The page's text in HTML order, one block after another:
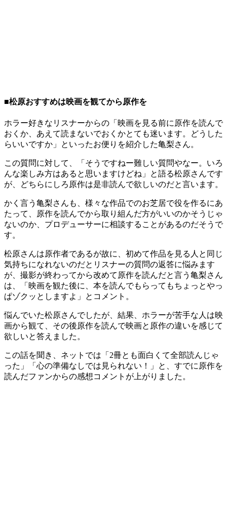
■松原おすすめは映画を観てから原作を
ホラー好きなリスナーからの「映画を見る前に原作を読んで
おくか、あえて読まないでおくかとても迷います。どうした
らいいですか」といったお便りを紹介した亀梨さん。
この質問に対して、「そうですねー難しい質問やなー。いろ
んな楽しみ方はあると思いますけどね」と語る松原さんです
が、どちらにしろ原作は是非読んで欲しいのだと言います。
かく言う亀梨さんも、様々な作品でのお芝居で役を作るにあ
たって、原作を読んでから取り組んだ方がいいのかそうじゃ
ないのか、プロデューサーに相談することがあるのだそうで
す。
松原さんは原作者であるが故に、初めて作品を見る人と同じ
気持ちになれないのだとリスナーの質問の返答に悩みます
が、撮影が終わってから改めて原作を読んだと言う亀梨さん
は、「映画を観た後に、本を読んでもらってもちょっとやっ
ぱゾクッとしますよ」とコメント。
悩んでいた松原さんでしたが、結果、ホラーが苦手な人は映
画から観て、その後原作を読んで映画と原作の違いを感じて
欲しいと答えました。
この話を聞き、ネットでは「2冊とも面白くて全部読んじゃ
った」「心の準備なしでは見られない！」と、すでに原作を
読んだファンからの感想コメントが上がりました。